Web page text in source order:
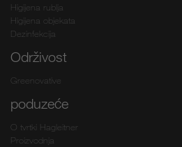
Higijena rublja
Higijena objekata
Dezinfekcija
Održivost
Greenovative
poduzeće
O tvrtki Hagleitner
Proizvodnja